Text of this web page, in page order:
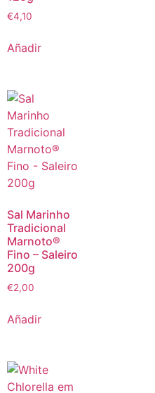
€4,10
Añadir
Sal Marinho
Tradicional
Marnoto®
Fino – Saleiro
200g
€2,00
Añadir